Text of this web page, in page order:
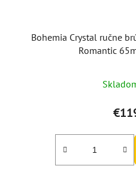
Bohemia Crystal ručne
Romantic